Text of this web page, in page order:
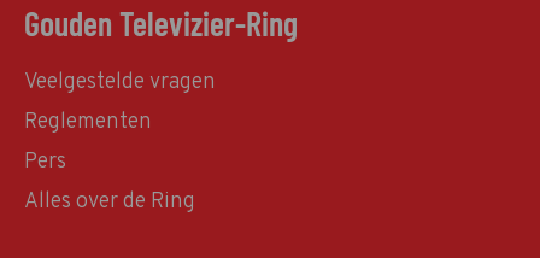
Gouden Televizier-Ring
Veelgestelde vragen
Reglementen
Pers
Alles over de Ring